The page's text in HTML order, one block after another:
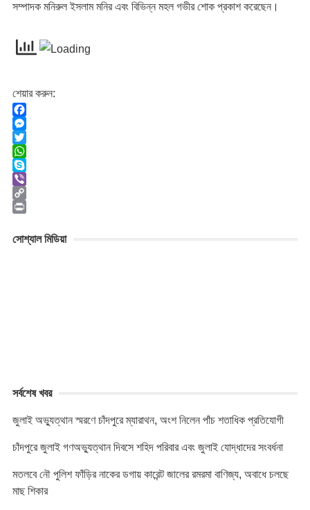
সম্পাদক মনিরুল ইসলাম মনির এবং বিভিন্ন মহল গভীর শোক প্রকাশ করেছেন।
শেয়ার করুন:
F
a
c
e
b
o
o
M
e
s
s
e
n
e
T
w
i
t
t
r
W
h
a
t
A
S
k
y
e
V
i
e
C
p
r
সোশ্যাল মিডিয়া
সর্বশেষ খবর
জুলাই অভ্যুত্থান স্মরণে চাঁদপুরে ম্যারাথন, অংশ নিলেন পাঁচ শতাধিক প্রতিযোগী
চাঁদপুরে জুলাই গণঅভ্যুত্থান দিবসে শহিদ পরিবার এবং জুলাই যোদ্ধাদের সংবর্ধনা
মতলবে নৌ পুলিশ ফাঁড়ির নাকের ডগায় কারেন্ট জালের রমরমা বাণিজ্য, অবাধে চলছে
মাছ শিকার